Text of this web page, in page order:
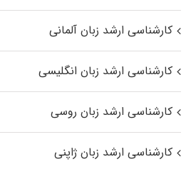
کارشناسی ارشد زبان آلمانی
کارشناسی ارشد زبان انگلیسی
کارشناسی ارشد زبان روسی
کارشناسی ارشد زبان ژاپنی